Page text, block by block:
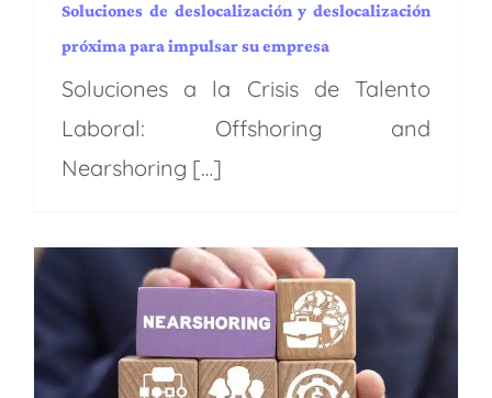
Soluciones de deslocalización y deslocalización
próxima para impulsar su empresa
Soluciones a la Crisis de Talento
Laboral: Offshoring and
Nearshoring […]
La ventaja
latinoamericana: Alcanzar
la excelencia empresarial
con BPO nearshore